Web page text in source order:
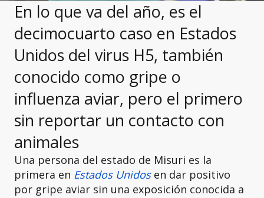
En lo que va del año, es el
decimocuarto caso en Estados
Unidos del virus H5, también
conocido como gripe o
influenza aviar, pero el primero
sin reportar un contacto con
animales
Una persona del estado de Misuri es la
primera en Estados Unidosen dar positivo
por gripe aviar sin una exposición conocida a